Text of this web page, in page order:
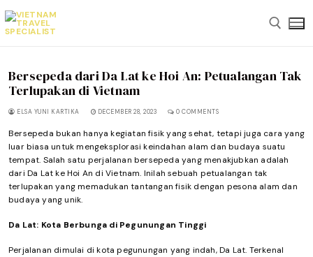
to
content
Search for:
Bersepeda dari Da Lat ke Hoi An: Petualangan Tak
Terlupakan di Vietnam
ELSA YUNI KARTIKA DECEMBER 28, 2023 0 COMMENTS
Bersepeda bukan hanya kegiatan fisik yang sehat, tetapi juga cara yang
luar biasa untuk mengeksplorasi keindahan alam dan budaya suatu
tempat. Salah satu perjalanan bersepeda yang menakjubkan adalah
dari Da Lat ke Hoi An di Vietnam. Inilah sebuah petualangan tak
terlupakan yang memadukan tantangan fisik dengan pesona alam dan
budaya yang unik.
Da Lat: Kota Berbunga di Pegunungan Tinggi
Perjalanan dimulai di kota pegunungan yang indah, Da Lat. Terkenal